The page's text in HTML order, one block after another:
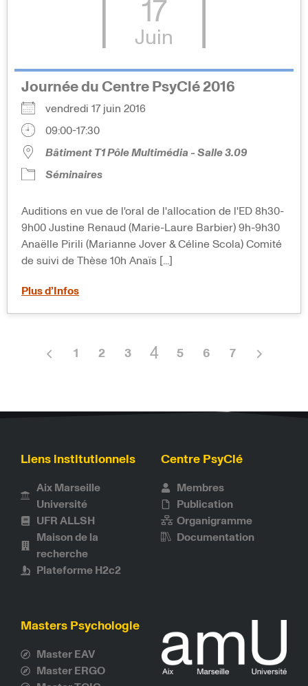
17
Juin
Journée du Centre PsyClé 2016
vendredi 17 juin 2016
09:00-17:30
Bâtiment T1 Pôle Multimédia - Salle 3.09
Séminaires
Auditions en vue de l'oral de l'allocation de l'ED 8h30-
9h00 Justine Renaud (Marie-Laure Barbier) 9h-9h30
Anaëlle Pirili (Marianne Jover & Céline Scola) Comité
de suivi de Thèse 10h Anaïs [...]
Plus d’Infos
1 2 3 4 5 6 7
Liens institutionnels
Aix Marseille
Université
UFR ALLSH
Maison de la
recherche
Plateforme H2c2
Centre PsyClé
Membres
Publication
Organigramme
Documentation
Masters Psychologie
Master EAV
Master ERGO